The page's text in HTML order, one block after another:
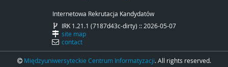
Internetowa Rekrutacja Kandydatów
IRK 1.21.1 (7187d43c-dirty) :: 2026-05-07
site map
contact
Międzyuniwersyteckie Centrum Informatyzacji. All rights reserved.